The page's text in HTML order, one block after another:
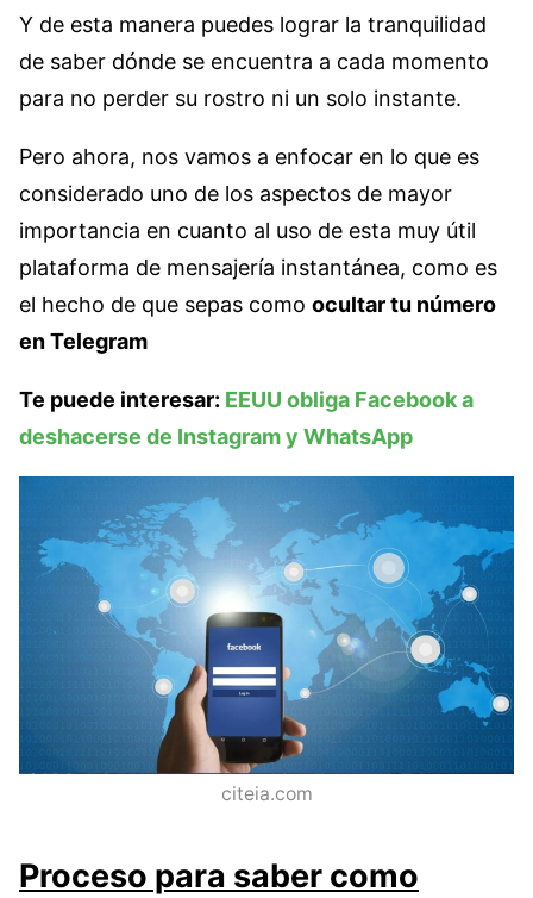
Y de esta manera puedes lograr la tranquilidad
de saber dónde se encuentra a cada momento
para no perder su rostro ni un solo instante.
Pero ahora, nos vamos a enfocar en lo que es
considerado uno de los aspectos de mayor
importancia en cuanto al uso de esta muy útil
plataforma de mensajería instantánea, como es
el hecho de que sepas como ocultar tu número
en Telegram
Te puede interesar: EEUU obliga Facebook a
deshacerse de Instagram y WhatsApp
citeia.com
Proceso para saber como